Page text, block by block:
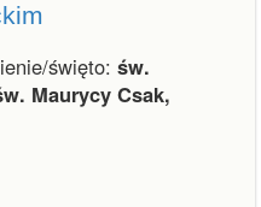
święto: św.
Maurycy Csak,